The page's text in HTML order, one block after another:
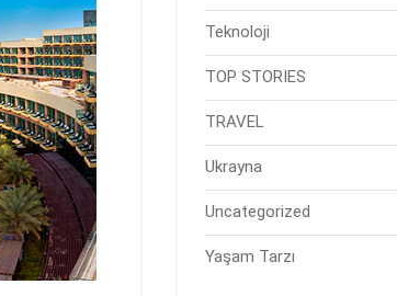
Teknoloji
TOP STORIES
TRAVEL
Ukrayna
Uncategorized
Yaşam Tarzı